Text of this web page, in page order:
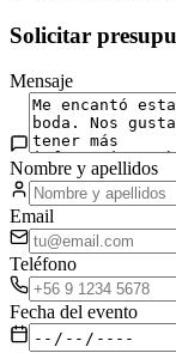
Solicitar
Mensaje
Nombre y apellidos
Email
Teléfono
Fecha del evento